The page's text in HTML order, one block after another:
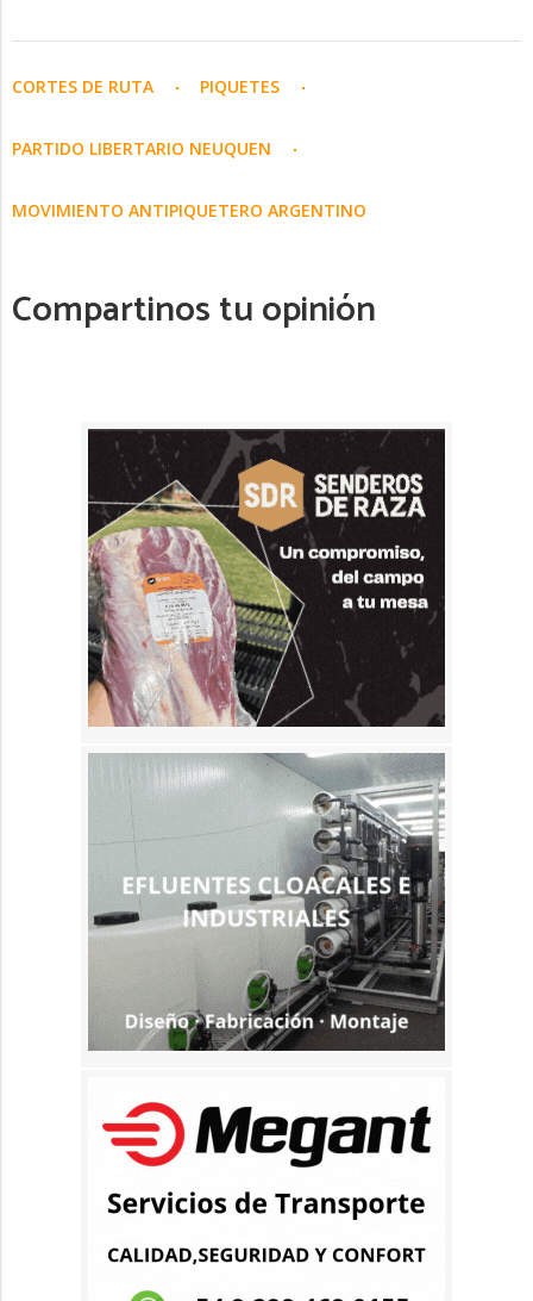
CORTES DE RUTA PIQUETES
PARTIDO LIBERTARIO NEUQUEN
MOVIMIENTO ANTIPIQUETERO ARGENTINO
Compartinos tu opinión